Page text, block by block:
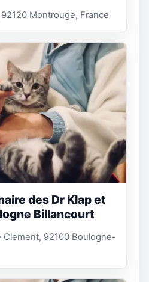
Montrouge, France
des Dr Klap et
Billancourt
Clement, 92100 Boulogne-